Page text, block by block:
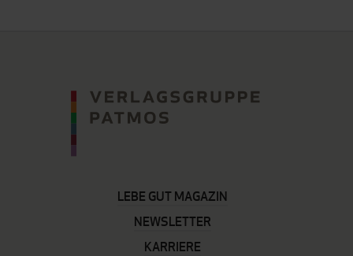
LEBE GUT MAGAZIN
NEWSLETTER
KARRIERE